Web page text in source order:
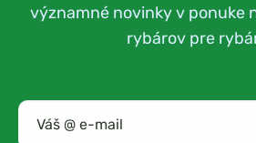
významné novinky v ponuke
rybárov pre